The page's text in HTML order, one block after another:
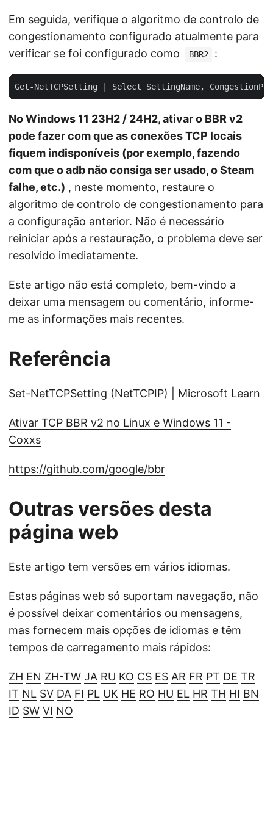
Em seguida, verifique o algoritmo de controlo de
congestionamento configurado atualmente para
verificar se foi configurado como
BBR2 :
No Windows 11 23H2 / 24H2, ativar o BBR v2
pode fazer com que as conexões TCP locais
fiquem indisponíveis (por exemplo, fazendo
com que o adb não consiga ser usado, o Steam
falhe, etc.) , neste momento, restaure o
algoritmo de controlo de congestionamento para
a configuração anterior. Não é necessário
reiniciar após a restauração, o problema deve ser
resolvido imediatamente.
Este artigo não está completo, bem-vindo a
deixar uma mensagem ou comentário, informe-
me as informações mais recentes.
Referência
Set-NetTCPSetting (NetTCPIP) | Microsoft Learn
Ativar TCP BBR v2 no Linux e Windows 11 -
Coxxs
https://github.com/google/bbr
Outras versões desta
página web
Este artigo tem versões em vários idiomas.
Estas páginas web só suportam navegação, não
é possível deixar comentários ou mensagens,
mas fornecem mais opções de idiomas e têm
tempos de carregamento mais rápidos:
ZH EN ZH-TW JA RU KO CS ES AR FR PT DE TR
IT NL SV DA FI PL UK HE RO HU EL HR TH HI BN
ID SW VI NO